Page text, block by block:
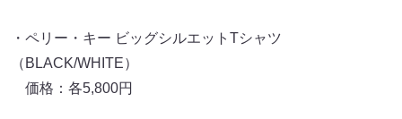
・ペリー・キー ビッグシルエットTシャツ
（BLACK/WHITE）
価格：各5,800円